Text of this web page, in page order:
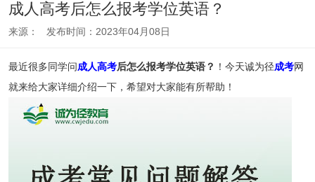
成人高考后怎么报考学位英语？
来源： 发布时间：2023年04月08日
最近很多同学问成人高考后怎么报考学位英语？ ！今天诚为径成考网
就来给大家详细介绍一下，希望对大家能有所帮助！